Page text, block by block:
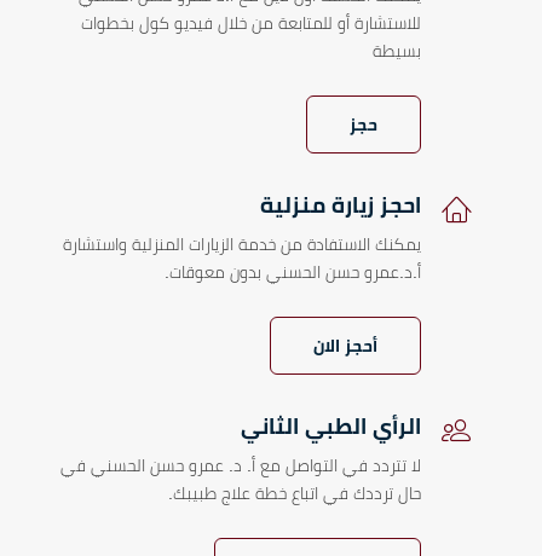
للاستشارة أو للمتابعة من خلال فيديو كول بخطوات
بسيطة
حجز
احجز زيارة منزلية
يمكنك الاستفادة من خدمة الزيارات المنزلية واستشارة
أ.د.عمرو حسن الحسني بدون معوقات.
أحجز الان
الرأي الطبي الثاني
لا تتردد في التواصل مع أ. د. عمرو حسن الحسني في
حال ترددك في اتباع خطة علاج طبيبك.